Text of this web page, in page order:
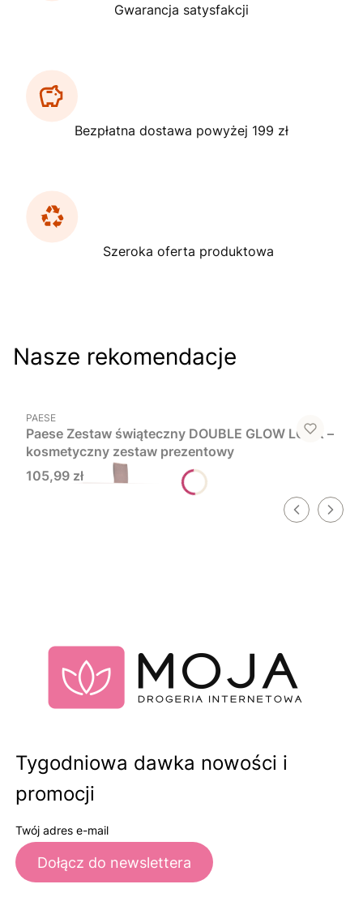
Gwarancja satysfakcji
Bezpłatna dostawa powyżej 199 zł
Szeroka oferta produktowa
Nasze rekomendacje
PRODUCENT
PAESE
Paese Zestaw świąteczny DOUBLE GLOW LOOK –
kosmetyczny zestaw prezentowy
Cena
105,99 zł
Tygodniowa dawka nowości i
promocji
Twój adres e-mail
Dołącz do newslettera